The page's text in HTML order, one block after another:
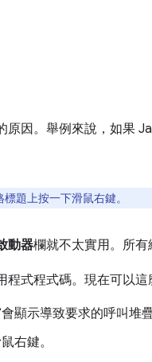
原因。舉例來說，如果
題上按一下滑鼠右鍵。
動器欄就不太實用。所有
式程式碼。現在可以這
顯示導致要求的呼叫堆疊
右鍵。